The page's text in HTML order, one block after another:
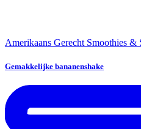
Amerikaans Gerecht Smoothies &
Gemakkelijke bananenshake